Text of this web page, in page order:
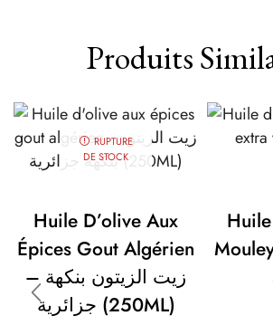
Produits
RUPTURE
DE STOCK
Huile D’olive Aux
Épices Gout Algérien
– زيت الزيتون بنكهة
جزائرية (250ML)